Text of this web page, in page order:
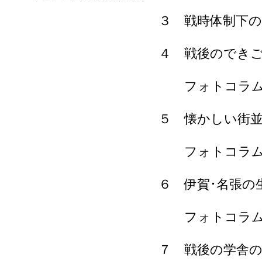
３ 戦時体制下
４ 戦後のでき
フォトコラム
５ 懐かしい街
フォトコラ
６ 伊賀･名張の
フォトコラム
７ 戦後の学舎